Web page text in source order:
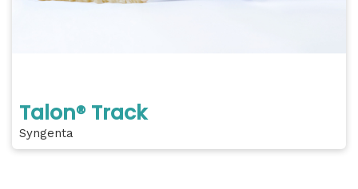
Talon® Track
Syngenta